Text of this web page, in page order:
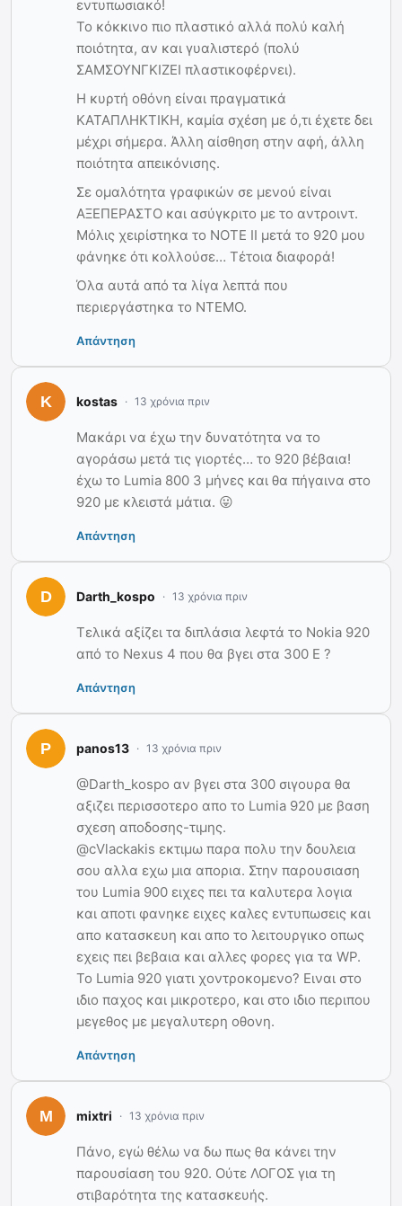
εντυπωσιακό!
Το κόκκινο πιο πλαστικό αλλά πολύ καλή
ποιότητα, αν και γυαλιστερό (πολύ
ΣΑΜΣΟΥΝΓΚΙΖΕΙ πλαστικοφέρνει).
Η κυρτή οθόνη είναι πραγματικά
ΚΑΤΑΠΛΗΚΤΙΚΗ, καμία σχέση με ό,τι έχετε δει
μέχρι σήμερα. Άλλη αίσθηση στην αφή, άλλη
ποιότητα απεικόνισης.
Σε ομαλότητα γραφικών σε μενού είναι
ΑΞΕΠΕΡΑΣΤΟ και ασύγκριτο με το αντροιντ.
Μόλις χειρίστηκα το ΝΟΤΕ ΙΙ μετά το 920 μου
φάνηκε ότι κολλούσε… Τέτοια διαφορά!
Όλα αυτά από τα λίγα λεπτά που
περιεργάστηκα το ΝΤΕΜΟ.
Απάντηση
kostas 13 χρόνια πριν
Μακάρι να έχω την δυνατότητα να το
αγοράσω μετά τις γιορτές… το 920 βέβαια!
έχω το Lumia 800 3 μήνες και θα πήγαινα στο
920 με κλειστά μάτια. 😛
Απάντηση
Darth_kospo 13 χρόνια πριν
Τελικά αξίζει τα διπλάσια λεφτά το Nokia 920
από το Nexus 4 που θα βγει στα 300 Ε ?
Απάντηση
panos13 13 χρόνια πριν
@Darth_kospo αν βγει στα 300 σιγουρα θα
αξιζει περισσοτερο απο το Lumia 920 με βαση
σχεση αποδοσης-τιμης.
@cVlackakis εκτιμω παρα πολυ την δουλεια
σου αλλα εχω μια απορια. Στην παρουσιαση
του Lumia 900 ειχες πει τα καλυτερα λογια
και αποτι φανηκε ειχες καλες εντυπωσεις και
απο κατασκευη και απο το λειτουργικο οπως
εχεις πει βεβαια και αλλες φορες για τα WP.
Το Lumia 920 γιατι χοντροκομενο? Ειναι στο
ιδιο παχος και μικροτερο, και στο ιδιο περιπου
μεγεθος με μεγαλυτερη οθονη.
Απάντηση
mixtri 13 χρόνια πριν
Πάνο, εγώ θέλω να δω πως θα κάνει την
παρουσίαση του 920. Ούτε ΛΟΓΟΣ για τη
στιβαρότητα της κατασκευής.